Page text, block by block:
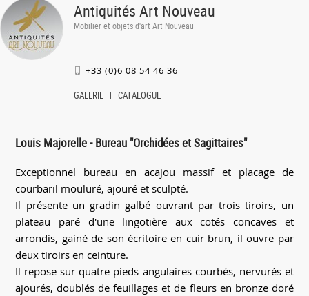
Antiquités Art Nouveau
Mobilier et objets d'art Art Nouveau
+33 (0)6 08 54 46 36
GALERIE CATALOGUE
Louis Majorelle - Bureau "Orchidées et Sagittaires"
Exceptionnel bureau en acajou massif et placage de
courbaril mouluré, ajouré et sculpté.
Il présente un gradin galbé ouvrant par trois tiroirs, un
plateau paré d'une lingotière aux cotés concaves et
arrondis, gainé de son écritoire en cuir brun, il ouvre par
deux tiroirs en ceinture.
Il repose sur quatre pieds angulaires courbés, nervurés et
ajourés, doublés de feuillages et de fleurs en bronze doré